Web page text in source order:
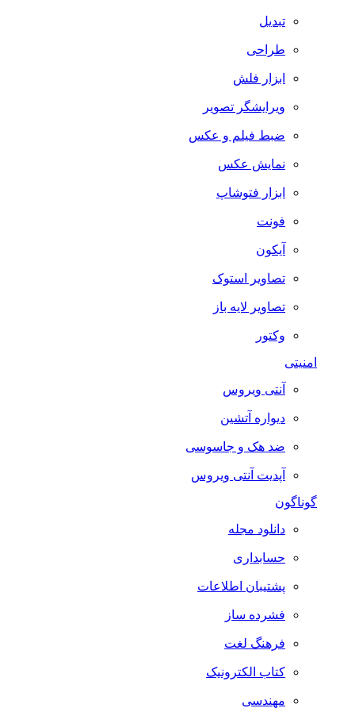
تبدیل
طراحی
ابزار فلش
ویرایشگر تصویر
ضبط فيلم و عكس
نمایش عکس
ابزار فتوشاپ
فونت
آیکون
تصاویر استوک
تصاویر لایه باز
وکتور
امنیتی
آنتی ویروس
دیواره آتشین
ضد هک و جاسوسی
آپدیت آنتی ویروس
گوناگون
دانلود مجله
حسابداری
پشتیبان اطلاعات
فشرده ساز
فرهنگ لغت
کتاب الکترونیک
مهندسی